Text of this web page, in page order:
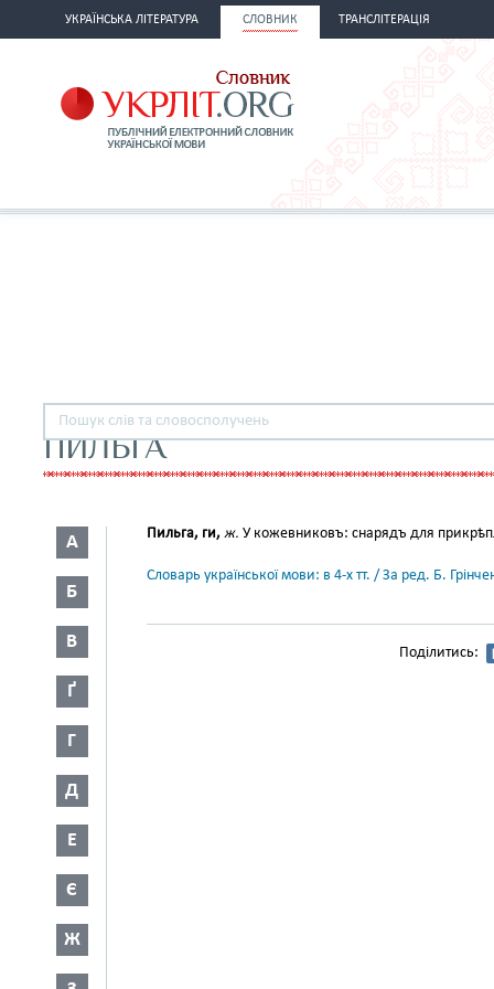
УКРАЇНСЬКА ЛІТЕРАТУРА СЛОВНИК ТРАНСЛІТЕРАЦІЯ
ПИЛЬГА
А
Б
В
Ґ
Г
Д
Е
Є
Ж
Пильга, ги, ж. У кожевниковъ: снарядъ для
Словарь української мови: в 4-х тт. / За ред. Б.
Поділитись: